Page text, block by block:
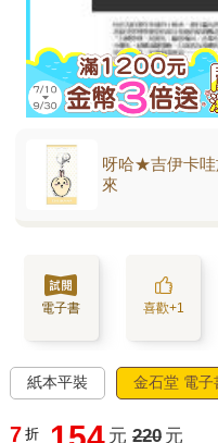
呀哈★吉伊卡哇
來
電子書 喜歡+1
紙本平裝 金石堂 電子
7 折 元 220 元